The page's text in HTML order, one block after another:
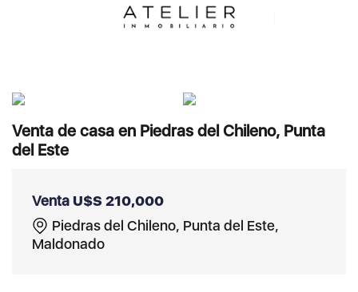
Venta de casa en Piedras del Chileno, Punta
del Este
Venta U$S 210,000
Piedras del Chileno, Punta del Este,
Maldonado